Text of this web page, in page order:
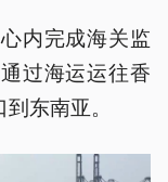
内完成海关监
过海运运往香
东南亚。